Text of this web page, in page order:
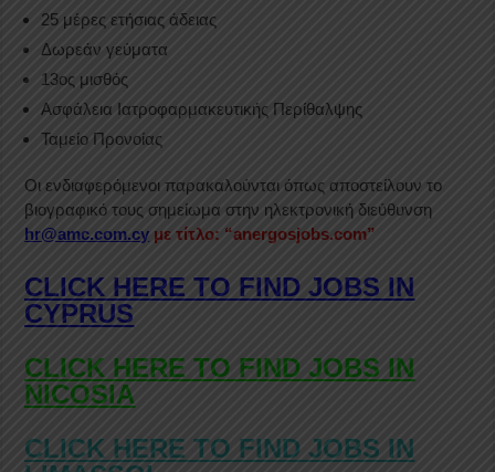
25 μέρες ετήσιας άδειας
Δωρεάν γεύματα
13ος μισθός
Ασφάλεια Ιατροφαρμακευτικής Περίθαλψης
Ταμείο Προνοίας
Οι ενδιαφερόμενοι παρακαλούνται όπως αποστείλουν το
βιογραφικό τους σημείωμα στην ηλεκτρονική διεύθυνση
hr@amc.com.cy με τίτλο: “anergosjobs.com”
CLICK HERE TO FIND JOBS IN
CYPRUS
CLICK HERE TO FIND JOBS IN
NICOSIA
CLICK HERE TO FIND JOBS IN